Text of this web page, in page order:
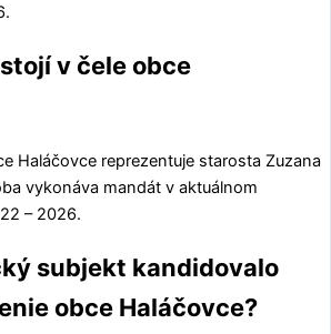
v čele obce
Haláčovce reprezentuje starosta Zuzana
vykonáva mandát v aktuálnom
– 2026.
subjekt kandidovalo
obce Haláčovce?